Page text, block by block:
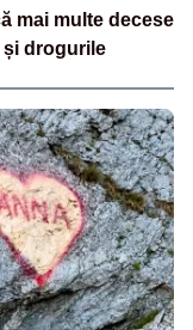
mai multe decese
drogurile